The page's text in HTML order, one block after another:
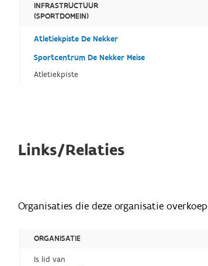
INFRASTRUCTUUR
(SPORTDOMEIN)
Atletiekpiste De Nekker
Sportcentrum De Nekker Meise
Atletiekpiste
Links/Relaties
Organisaties die deze organisatie
ORGANISATIE
Is lid van